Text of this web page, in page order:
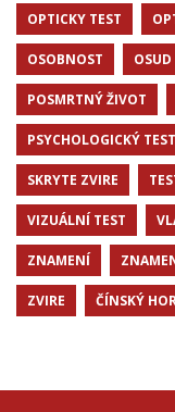
OPTICKY TEST
OSOBNOST OSUD
POSMRTNÝ ŽIVOT
PSYCHOLOGICKÝ TEST
SKRYTE ZVIRE
VIZUÁLNÍ TEST
ZNAMENÍ
ZVIRE ČÍNSKÝ